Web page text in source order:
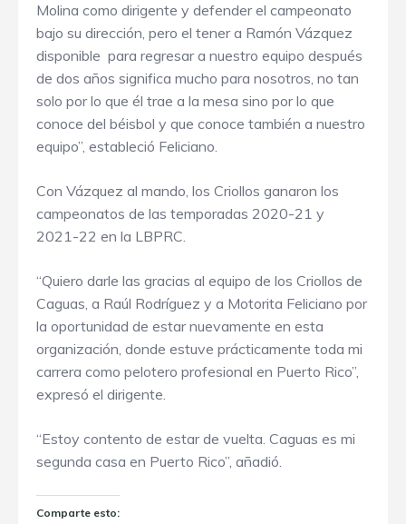
Molina como dirigente y defender el campeonato
bajo su dirección, pero el tener a Ramón Vázquez
disponible para regresar a nuestro equipo después
de dos años significa mucho para nosotros, no tan
solo por lo que él trae a la mesa sino por lo que
conoce del béisbol y que conoce también a nuestro
equipo”, estableció Feliciano.
Con Vázquez al mando, los Criollos ganaron los
campeonatos de las temporadas 2020-21 y
2021-22 en la LBPRC.
“Quiero darle las gracias al equipo de los Criollos de
Caguas, a Raúl Rodríguez y a Motorita Feliciano por
la oportunidad de estar nuevamente en esta
organización, donde estuve prácticamente toda mi
carrera como pelotero profesional en Puerto Rico”,
expresó el dirigente.
“Estoy contento de estar de vuelta. Caguas es mi
segunda casa en Puerto Rico”, añadió.
Comparte esto: